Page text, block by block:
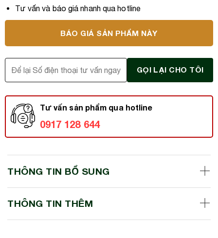
Tư vấn và báo giá nhanh qua hotline
BÁO GIÁ SẢN PHẨM NÀY
Tư vấn sản phẩm qua hotline
0917 128 644
THÔNG TIN BỔ SUNG
THÔNG TIN THÊM